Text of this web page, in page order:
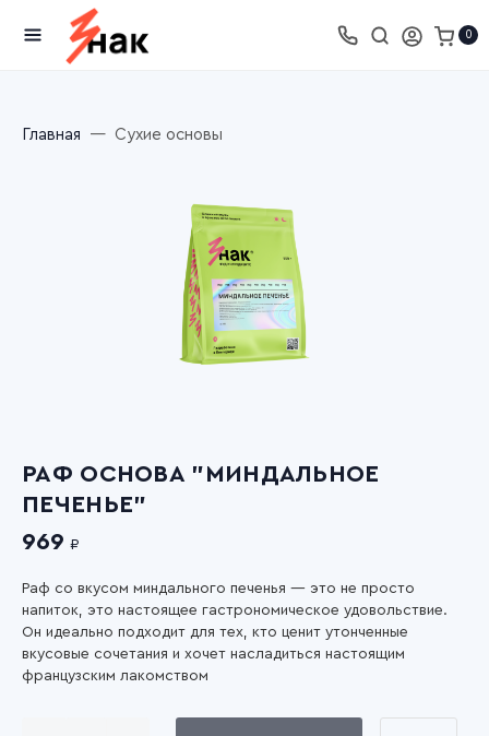
0
Главная Сухие основы
РАФ ОСНОВА "МИНДАЛЬНОЕ
ПЕЧЕНЬЕ"
969 ₽
Раф со вкусом миндального печенья — это не просто
напиток, это настоящее гастрономическое удовольствие.
Он идеально подходит для тех, кто ценит утонченные
вкусовые сочетания и хочет насладиться настоящим
французским лакомством